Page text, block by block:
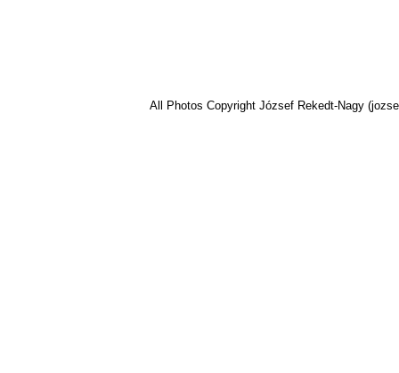
All Photos Copyright József Rekedt-Nagy